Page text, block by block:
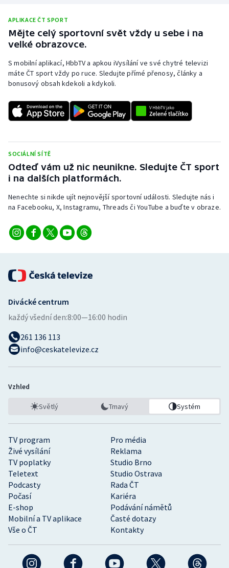
APLIKACE ČT SPORT
Mějte celý sportovní svět vždy u sebe i na
velké obrazovce.
S mobilní aplikací, HbbTV a apkou iVysílání ve své chytré televizi
máte ČT sport vždy po ruce. Sledujte přímé přenosy, články a
bonusový obsah kdekoli a kdykoli.
SOCIÁLNÍ SÍTĚ
Odteď vám už nic neunikne. Sledujte ČT sport
i na dalších platformách.
Nenechte si nikde ujít nejnovější sportovní události. Sledujte nás i
na Facebooku, X, Instagramu, Threads či YouTube a buďte v obraze.
TV program
Pro média
Živé vysílání
Reklama
TV poplatky
Studio Brno
Teletext
Studio Ostrava
Podcasty
Rada ČT
Počasí
Kariéra
E-shop
Podávání námětů
Mobilní a TV aplikace
Časté dotazy
Vše o ČT
Kontakty
Divácké centrum
každý všední den:8:00—16:00 hodin
261 136 113
info@ceskatelevize.cz
Vzhled
Světlý Tmavý Systém